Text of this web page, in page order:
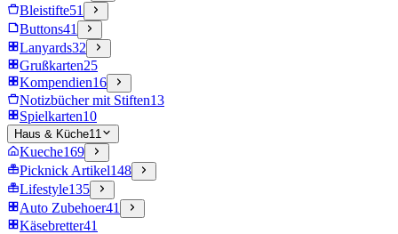
Bleistifte51
Buttons41
Lanyards32
Grußkarten25
Kompendien16
Notizbücher mit Stiften13
Spielkarten10
Haus & Küche11
Kueche169
Picknick Artikel148
Lifestyle135
Auto Zubehoer41
Käsebretter41